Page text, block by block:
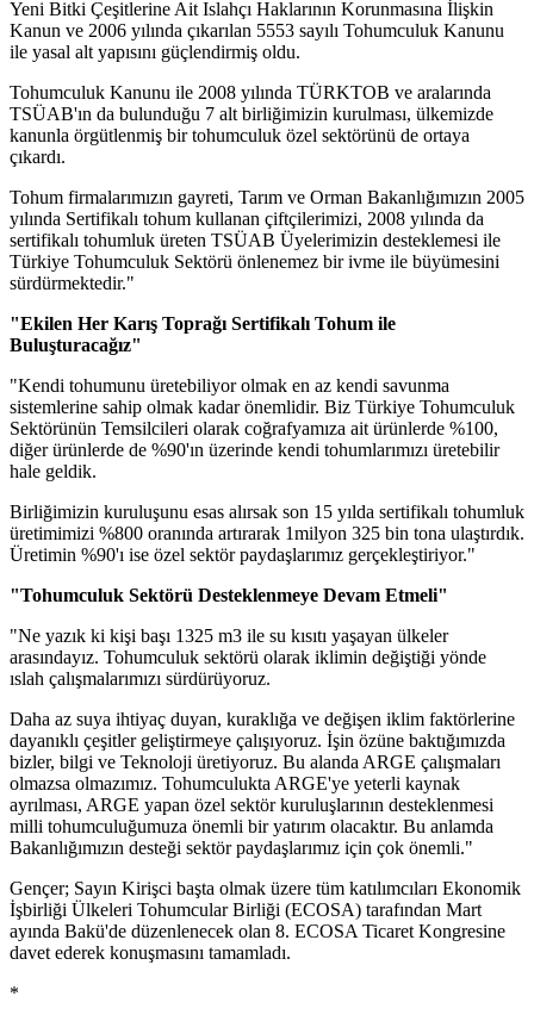
Yeni Bitki Çeşitlerine Ait Islahçı Haklarının Korunmasına İlişkin
Kanun ve 2006 yılında çıkarılan 5553 sayılı Tohumculuk Kanunu
ile yasal alt yapısını güçlendirmiş oldu.
Tohumculuk Kanunu ile 2008 yılında TÜRKTOB ve aralarında
TSÜAB'ın da bulunduğu 7 alt birliğimizin kurulması, ülkemizde
kanunla örgütlenmiş bir tohumculuk özel sektörünü de ortaya
çıkardı.
Tohum firmalarımızın gayreti, Tarım ve Orman Bakanlığımızın 2005
yılında Sertifikalı tohum kullanan çiftçilerimizi, 2008 yılında da
sertifikalı tohumluk üreten TSÜAB Üyelerimizin desteklemesi ile
Türkiye Tohumculuk Sektörü önlenemez bir ivme ile büyümesini
sürdürmektedir."
"Ekilen Her Karış Toprağı Sertifikalı Tohum ile
Buluşturacağız"
"Kendi tohumunu üretebiliyor olmak en az kendi savunma
sistemlerine sahip olmak kadar önemlidir. Biz Türkiye Tohumculuk
Sektörünün Temsilcileri olarak coğrafyamıza ait ürünlerde %100,
diğer ürünlerde de %90'ın üzerinde kendi tohumlarımızı üretebilir
hale geldik.
Birliğimizin kuruluşunu esas alırsak son 15 yılda sertifikalı tohumluk
üretimimizi %800 oranında artırarak 1milyon 325 bin tona ulaştırdık.
Üretimin %90'ı ise özel sektör paydaşlarımız gerçekleştiriyor."
"Tohumculuk Sektörü Desteklenmeye Devam Etmeli"
"Ne yazık ki kişi başı 1325 m3 ile su kısıtı yaşayan ülkeler
arasındayız. Tohumculuk sektörü olarak iklimin değiştiği yönde
ıslah çalışmalarımızı sürdürüyoruz.
Daha az suya ihtiyaç duyan, kuraklığa ve değişen iklim faktörlerine
dayanıklı çeşitler geliştirmeye çalışıyoruz. İşin özüne baktığımızda
bizler, bilgi ve Teknoloji üretiyoruz. Bu alanda ARGE çalışmaları
olmazsa olmazımız. Tohumculukta ARGE'ye yeterli kaynak
ayrılması, ARGE yapan özel sektör kuruluşlarının desteklenmesi
milli tohumculuğumuza önemli bir yatırım olacaktır. Bu anlamda
Bakanlığımızın desteği sektör paydaşlarımız için çok önemli."
Gençer; Sayın Kirişci başta olmak üzere tüm katılımcıları Ekonomik
İşbirliği Ülkeleri Tohumcular Birliği (ECOSA) tarafından Mart
ayında Bakü'de düzenlenecek olan 8. ECOSA Ticaret Kongresine
davet ederek konuşmasını tamamladı.
*